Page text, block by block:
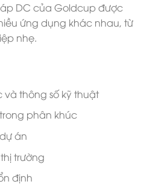
DC của Goldcup được
ứng dụng khác nhau, từ
nhẹ.
thông số kỹ thuật
phân khúc
án
trường
định